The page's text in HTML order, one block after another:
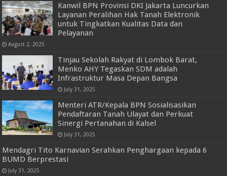
Kanwil BPN Provinsi DKI Jakarta Luncurkan
Layanan Peralihan Hak Tanah Elektronik
untuk Tingkatkan Kualitas Data dan
Pelayanan
August 2, 2025
Tinjau Sekolah Rakyat di Lombok Barat,
Menko AHY Tegaskan SDM adalah
Infrastruktur Masa Depan Bangsa
July 31, 2025
Menteri ATR/Kepala BPN Sosialisasikan
Pendaftaran Tanah Ulayat dan Perkuat
Sinergi Pertanahan di Kalsel
July 31, 2025
Mendagri Tito Karnavian Serahkan Penghargaan kepada 6
BUMD Berprestasi
July 31, 2025